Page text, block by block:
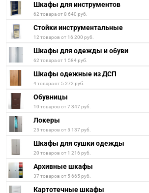
Шкафы для инструментов
62 товара от 8 640 руб.
Стойки инструментальные
12 товаров от 16 200 руб.
Шкафы для одежды и обуви
62 товара от 1 584 руб.
Шкафы одежные из ДСП
4 товара от 5 272 руб.
Обувницы
10 товаров от 7 347 руб.
Локеры
25 товаров от 5 137 руб.
Шкафы для сушки одежды
20 товаров от 1 216 руб.
Архивные шкафы
37 товаров от 5 665 руб.
Картотечные шкафы